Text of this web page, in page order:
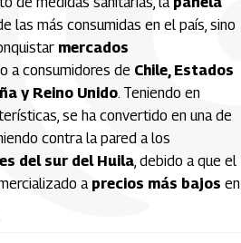
las más consumidas en el país, sino
mercados
a consumidores de Chile, Estados
y Reino Unido. Teniendo en
se ha convertido en una de
contra la pared a los
del sur del Huila, debido a que el
a precios más bajos en